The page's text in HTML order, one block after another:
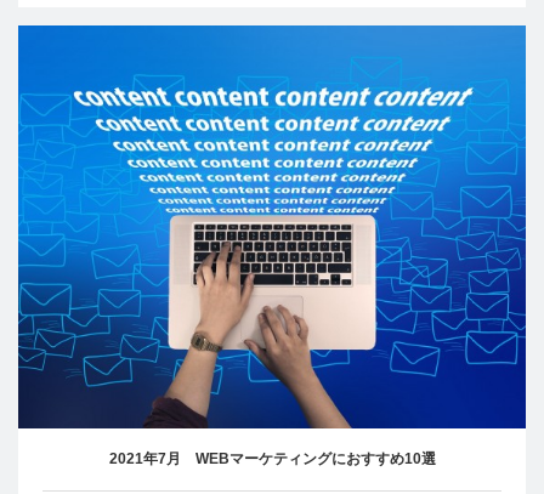
2021年7月 WEBマーケティングにおすすめ10選